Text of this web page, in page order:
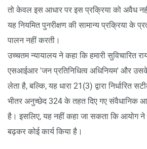
तो केवल इस आधार पर इस प्रक्रिया को अवैध
यह नियमित पुनरीक्षण की सामान्य प्रक्रिया के
पालन नहीं करती।
उच्चतम न्यायालय ने कहा कि हमारी सुविचारित
एसआईआर 'जन प्रतिनिधित्व अधिनियम' और
लेता है, बल्कि, यह धारा 21(3) द्वारा निर्धारित
भीतर अनुच्छेद 324 के तहत दिए गए संवैधानिक
है। इसलिए, यह नहीं कहा जा सकता कि आयोग ने
बढ़कर कोई कार्य किया है।